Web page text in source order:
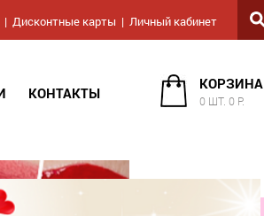
Дисконтные карты Личный кабинет
КОНТАКТЫ
КОРЗИНА
0 ШТ. 0 Р.